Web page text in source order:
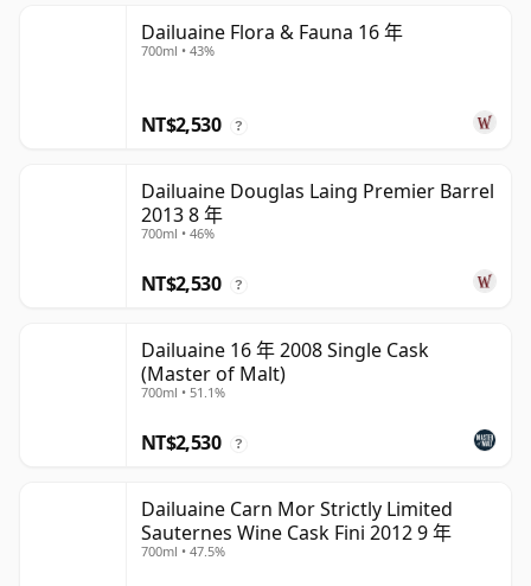
Dailuaine Flora & Fauna 16 年
700ml • 43%
NT$2,530 ?
Dailuaine Douglas Laing Premier Barrel
2013 8 年
700ml • 46%
NT$2,530 ?
Dailuaine 16 年 2008 Single Cask
(Master of Malt)
700ml • 51.1%
NT$2,530 ?
Dailuaine Carn Mor Strictly Limited
Sauternes Wine Cask Fini 2012 9 年
700ml • 47.5%